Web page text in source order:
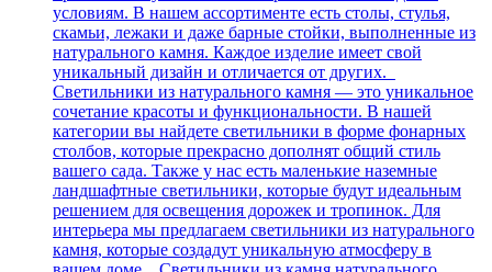
условиям. В нашем ассортименте есть столы, стулья,
скамьи, лежаки и даже барные стойки, выполненные из
натурального камня. Каждое изделие имеет свой
уникальный дизайн и отличается от других.
Светильники из натурального камня — это уникальное
сочетание красоты и функциональности. В нашей
категории вы найдете светильники в форме фонарных
столбов, которые прекрасно дополнят общий стиль
вашего сада. Также у нас есть маленькие наземные
ландшафтные светильники, которые будут идеальным
решением для освещения дорожек и тропинок. Для
интерьера мы предлагаем светильники из натурального
камня, которые создадут уникальную атмосферу в